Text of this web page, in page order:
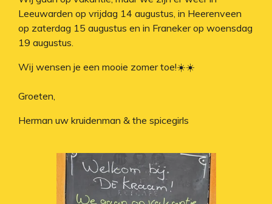
Leeuwarden op vrijdag 14 augustus, in Heerenveen
op zaterdag 15 augustus en in Franeker op woensdag
19 augustus.
Wij wensen je een mooie zomer toe!☀️☀️
Groeten,
Herman uw kruidenman & the spicegirls